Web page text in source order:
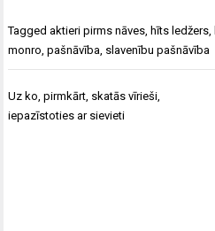
Taggedaktieri pirms nāves hīts ledžers
monro ,pašnāvība slavenību pašnāvība
Ziņu
izvēlne
Uz ko, pirmkārt, skatās vīrieši,
iepazīstoties ar sievieti